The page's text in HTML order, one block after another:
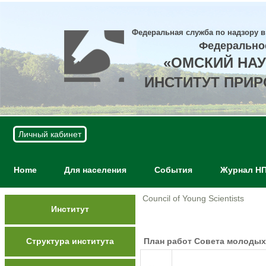
Федеральная служба по надзору
«ОМСКИЙ
ИНСТИТУТ
Личный кабинет
Home Для населения События Журнал
Институт
Структура института
Council of Young Scientists
План работ Совета